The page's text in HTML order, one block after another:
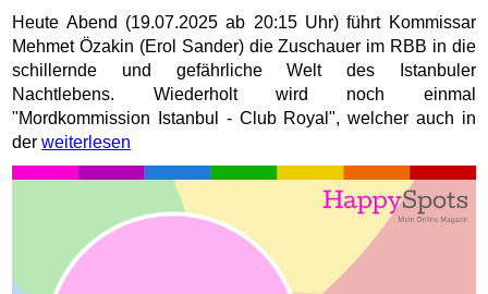
Heute Abend (19.07.2025 ab 20:15 Uhr) führt Kommissar
Mehmet Özakin (Erol Sander) die Zuschauer im RBB in die
schillernde und gefährliche Welt des Istanbuler
Nachtlebens. Wiederholt wird noch einmal
"Mordkommission Istanbul - Club Royal", welcher auch in
derweiterlesen